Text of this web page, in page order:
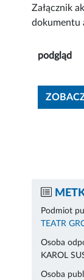
Załącznik
dokumentu
podgląd
Podmiot
TEATR
Osoba
KAROL
Osoba